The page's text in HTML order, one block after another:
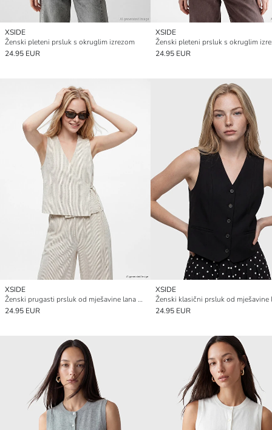
XSIDE
Ženski pleteni prsluk s okruglim izrezom
24.95 EUR
XSIDE
Ženski pleteni prsluk s okruglim
24.95 EUR
XSIDE
Ženski prugasti prsluk od mješavine lana s dvorednim ovratnikom
24.95 EUR
XSIDE
Ženski klasični prsluk od mješavine
24.95 EUR